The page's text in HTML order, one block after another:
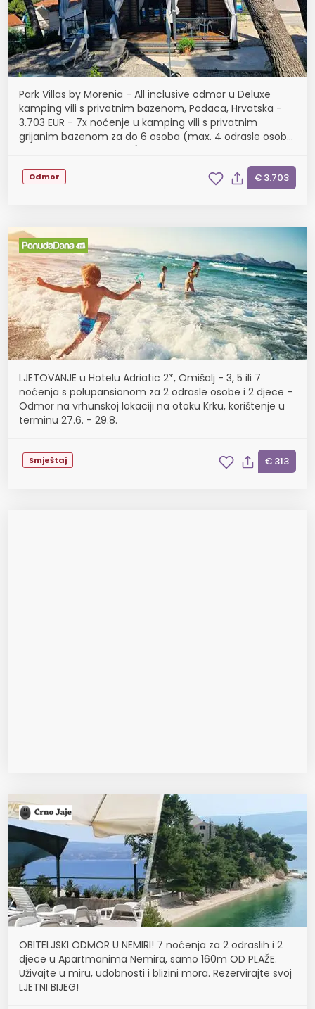
Park Villas by Morenia - All inclusive odmor u Deluxe
kamping vili s privatnim bazenom, Podaca, Hrvatska -
3.703 EUR - 7x noćenje u kamping vili s privatnim
grijanim bazenom za do 6 osoba (max. 4 odrasle osobe
Odmor € 3.703
LJETOVANJE u Hotelu Adriatic 2*, Omišalj - 3, 5 ili 7
noćenja s polupansionom za 2 odrasle osobe i 2 djece -
Odmor na vrhunskoj lokaciji na otoku Krku, korištenje u
terminu 27.6. - 29.8.
Smještaj € 313
OBITELJSKI ODMOR U NEMIRI! 7 noćenja za 2 odraslih i 2
djece u Apartmanima Nemira, samo 160m OD PLAŽE.
Uživajte u miru, udobnosti i blizini mora. Rezervirajte svoj
LJETNI BIJEG!